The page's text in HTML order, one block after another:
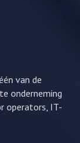
van de
onderneming
operators, IT-